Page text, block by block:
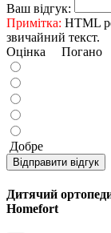
Ваш відгук:
Примітка: HTML
звичайний текст.
Оцінка Погано
Добре
Відправити відгук
Дитячий
Homefort